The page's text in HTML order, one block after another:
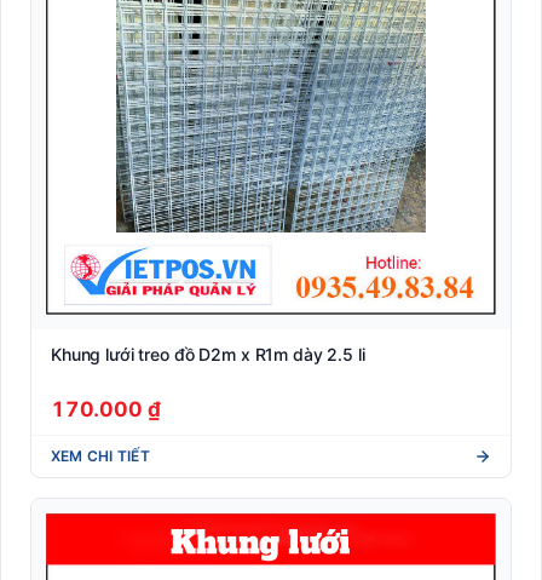
Khung lưới treo đồ D2m x R1m dày 2.5 li
170.000 ₫
XEM CHI TIẾT